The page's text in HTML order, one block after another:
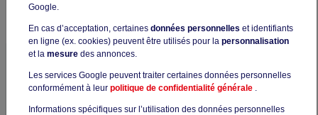
< Retour
révision : c'est la clef pour décrocher le score qui ouvrira
des portes. Mais attention, certaines erreurs peuvent
saboter tous vos efforts ! Vous voulez vraiment réussir du
Google.
En cas d’acceptation, certaines données personnelles et identifiants
en ligne (ex. cookies) peuvent être utilisés pour la personnalisation
et la mesure des annonces.
Les services Google peuvent traiter certaines données personnelles
conformément à leur politique de confidentialité générale .
Informations spécifiques sur l’utilisation des données personnelles